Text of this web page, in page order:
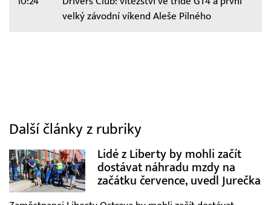
velký závodní víkend Aleše Pilného
Další články z rubriky
Lidé z Liberty by mohli začít
dostávat náhradu mzdy na
začátku července, uvedl Jurečka